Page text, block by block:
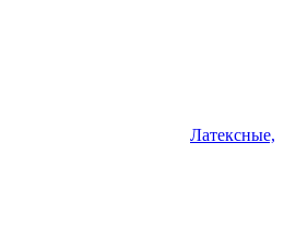
Латексные,